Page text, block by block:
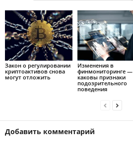
Закон о регулировании
криптоактивов снова
могут отложить
Изменения в
финмониторинге —
каковы признаки
подозрительного
поведения
Добавить комментарий